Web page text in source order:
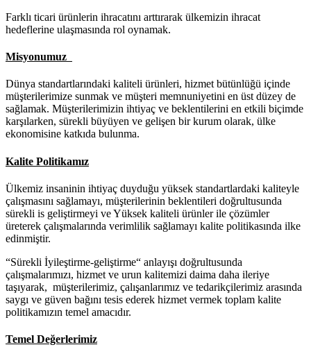
Farklı ticari ürünlerin ihracatını arttırarak ülkemizin ihracat
hedeflerine ulaşmasında rol oynamak.
Misyonumuz
Dünya standartlarındaki kaliteli ürünleri, hizmet bütünlüğü içinde
müşterilerimize sunmak ve müşteri memnuniyetini en üst düzey de
sağlamak. Müşterilerimizin ihtiyaç ve beklentilerini en etkili biçimde
karşılarken, sürekli büyüyen ve gelişen bir kurum olarak, ülke
ekonomisine katkıda bulunma.
Kalite Politikamız
Ülkemiz insaninin ihtiyaç duyduğu yüksek standartlardaki kaliteyle
çalışmasını sağlamayı, müşterilerinin beklentileri doğrultusunda
sürekli is geliştirmeyi ve Yüksek kaliteli ürünler ile çözümler
üreterek çalışmalarında verimlilik sağlamayı kalite politikasında ilke
edinmiştir.
“Sürekli İyileştirme-geliştirme“ anlayışı doğrultusunda
çalışmalarımızı, hizmet ve urun kalitemizi daima daha ileriye
taşıyarak, müşterilerimiz, çalışanlarımız ve tedarikçilerimiz arasında
saygı ve güven bağını tesis ederek hizmet vermek toplam kalite
politikamızın temel amacıdır.
Temel Değerlerimiz